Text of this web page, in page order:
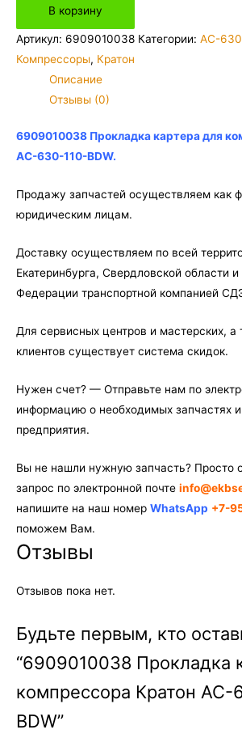
6909010038
Прокладка
AC-
630-
BDW
В корзину
Артикул: 6909010038 Категории: AC-
Компрессоры, Кратон
Описание
Отзывы (0)
6909010038 Прокладка картера для
AC-630-110-BDW.
Продажу запчастей осуществляем как
юридическим лицам.
Доставку осуществляем по всей
Екатеринбурга, Свердловской области
Федерации транспортной компанией
Для сервисных центров и мастерских, а
клиентов существует система скидок.
Нужен счет? — Отправьте нам по
информацию о необходимых запчастях и
предприятия.
Вы не нашли нужную запчасть? Просто
запрос по электронной почте
напишите на наш номер WhatsApp +7-
поможем Вам.
Отзывы
Отзывов пока нет.
Будьте первым, кто
“6909010038 Прокладка
компрессора Кратон AC-
BDW”